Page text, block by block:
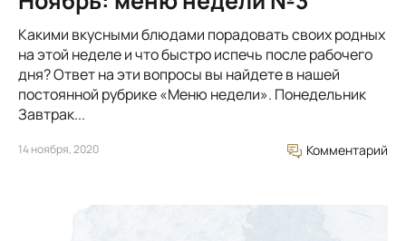
Какими вкусными блюдами порадовать своих родных
на этой неделе и что быстро испечь после рабочего
дня? Ответ на эти вопросы вы найдете в нашей
постоянной рубрике «Меню недели». Понедельник
Завтрак...
14 ноября, 2020 Комментарий